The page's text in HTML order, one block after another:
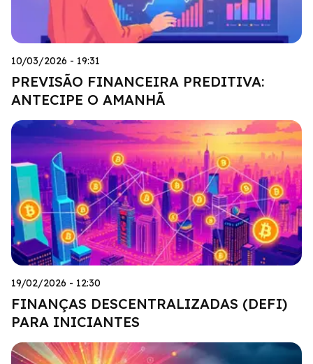
10/03/2026 - 19:31
PREVISÃO FINANCEIRA PREDITIVA:
ANTECIPE O AMANHÃ
19/02/2026 - 12:30
FINANÇAS DESCENTRALIZADAS (DEFI)
PARA INICIANTES